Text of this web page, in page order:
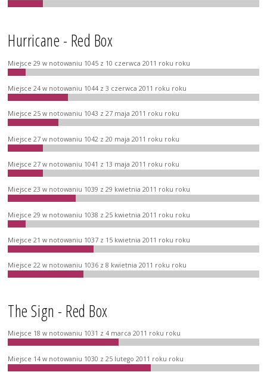
Hurricane - Red Box
Miejsce 29 w notowaniu 1045 z 10 czerwca 2011 roku roku
Miejsce 24 w notowaniu 1044 z 3 czerwca 2011 roku roku
Miejsce 25 w notowaniu 1043 z 27 maja 2011 roku roku
Miejsce 27 w notowaniu 1042 z 20 maja 2011 roku roku
Miejsce 27 w notowaniu 1041 z 13 maja 2011 roku roku
Miejsce 23 w notowaniu 1039 z 29 kwietnia 2011 roku roku
Miejsce 29 w notowaniu 1038 z 25 kwietnia 2011 roku roku
Miejsce 21 w notowaniu 1037 z 15 kwietnia 2011 roku roku
Miejsce 22 w notowaniu 1036 z 8 kwietnia 2011 roku roku
The Sign - Red Box
Miejsce 18 w notowaniu 1031 z 4 marca 2011 roku roku
Miejsce 14 w notowaniu 1030 z 25 lutego 2011 roku roku